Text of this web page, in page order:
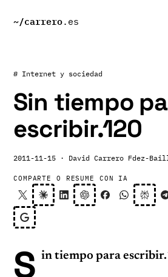
~/carrero.es
# Internet y sociedad
Sin tiempo
escribir.120
2011-11-15 · David Carrero Fdez-
COMPARTE O RESUME CON IA
S in tiempo para